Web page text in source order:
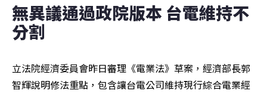
無異議通過政院版本 台電維持不
分割
立法院經濟委員會昨日審理《電業法》草案，經濟部長郭
智輝說明修法重點，包含讓台電公司維持現行綜合電業經